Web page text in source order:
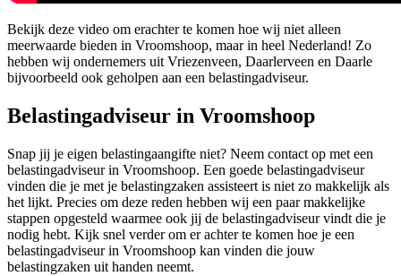
Bekijk deze video om erachter te komen hoe wij niet alleen
meerwaarde bieden in Vroomshoop, maar in heel Nederland! Zo
hebben wij ondernemers uit Vriezenveen, Daarlerveen en Daarle
bijvoorbeeld ook geholpen aan een belastingadviseur.
Belastingadviseur in Vroomshoop
Snap jij je eigen belastingaangifte niet? Neem contact op met een
belastingadviseur in Vroomshoop. Een goede belastingadviseur
vinden die je met je belastingzaken assisteert is niet zo makkelijk als
het lijkt. Precies om deze reden hebben wij een paar makkelijke
stappen opgesteld waarmee ook jij de belastingadviseur vindt die je
nodig hebt. Kijk snel verder om er achter te komen hoe je een
belastingadviseur in Vroomshoop kan vinden die jouw
belastingzaken uit handen neemt.